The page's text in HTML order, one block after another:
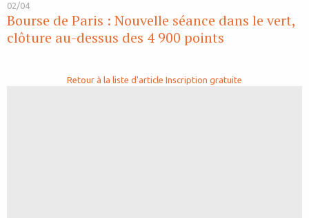
02/04
Bourse de Paris : Nouvelle séance dans le vert,
clôture au-dessus des 4 900 points
Retour à la liste d'article Inscription gratuite